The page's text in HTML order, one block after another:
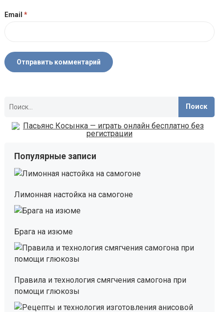
Email *
Популярные записи
Лимонная настойка на самогоне
Брага на изюме
Правила и технология смягчения самогона при
помощи глюкозы